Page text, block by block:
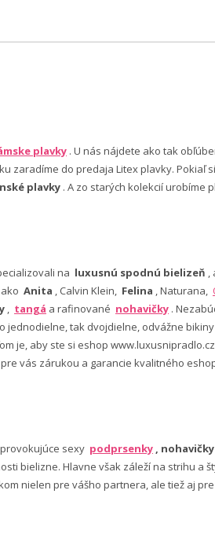
plavky . U nás nájdete ako tak
zaradíme do predaja Litex plavky. Pokiaľ
plavky . A zo starých kolekcií urobíme
na luxusnú spodnú bielizeň ,
Anita , Calvin Klein, Felina , Naturana,
, tangá a rafinované nohavičky .
jednodielne, tak dvojdielne, odvážne
je, aby ste si eshop
vás zárukou a garancie kvalitného
sexy podprsenky , nohavičky
bielizne. Hlavne však záleží na strihu
nielen pre vášho partnera, ale tiež aj